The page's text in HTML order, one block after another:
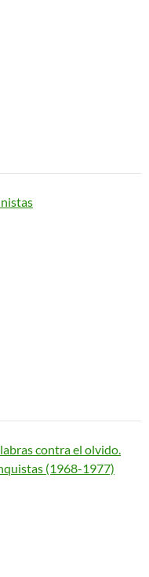
contra el olvido.
(1968-1977)